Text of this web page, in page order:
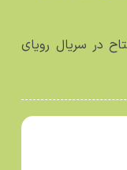
در سریال رویای